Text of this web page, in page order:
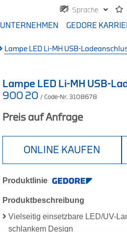
Sprache
UNTERNEHMEN GEDORE
Lampe LED Li-MH USB-
Lampe LED Li-MH USB-
900 20 / Code-Nr. 3108678
Preis auf Anfrage
ONLINE KAUFEN
Produktlinie
Produktbeschreibung
Vielseitig einsetzbare LED/UV-
schlankem Design